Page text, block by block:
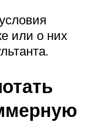
или о них